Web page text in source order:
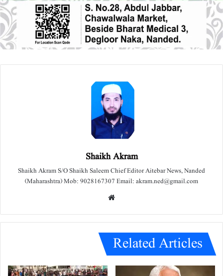
Shaikh Akram
Shaikh Akram S/O Shaikh Saleem Chief Editor Aitebar News, Nanded
(Maharashtra) Mob: 9028167307 Email: akram.ned@gmail.com
e
Related Articles